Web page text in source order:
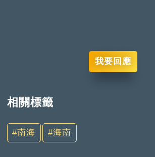
我要回應
相關標籤
南海 海南